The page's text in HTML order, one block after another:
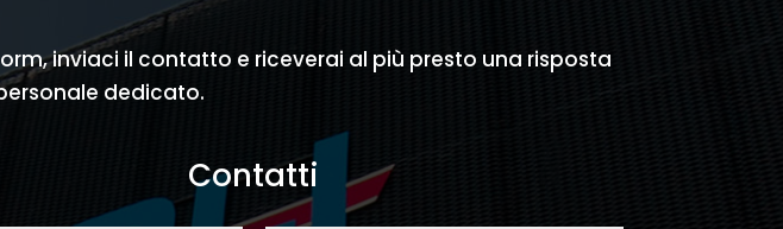
inviaci il contatto e riceverai al più presto una risposta
dedicato.
Contatti